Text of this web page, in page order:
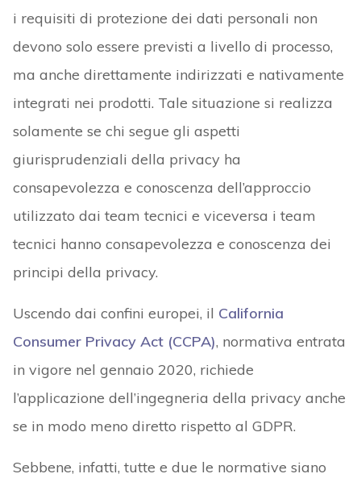
i requisiti di protezione dei dati personali non
devono solo essere previsti a livello di processo,
ma anche direttamente indirizzati e nativamente
integrati nei prodotti. Tale situazione si realizza
solamente se chi segue gli aspetti
giurisprudenziali della privacy ha
consapevolezza e conoscenza dell’approccio
utilizzato dai team tecnici e viceversa i team
tecnici hanno consapevolezza e conoscenza dei
principi della privacy.
Uscendo dai confini europei, il California
Consumer Privacy Act (CCPA), normativa entrata
in vigore nel gennaio 2020, richiede
l’applicazione dell’ingegneria della privacy anche
se in modo meno diretto rispetto al GDPR.
Sebbene, infatti, tutte e due le normative siano